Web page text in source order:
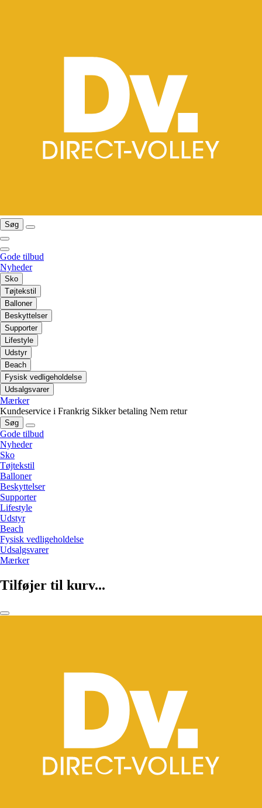
Søg
Gode tilbud
Nyheder
Sko
Tøjtekstil
Balloner
Beskyttelser
Supporter
Lifestyle
Udstyr
Beach
Fysisk vedligeholdelse
Udsalgsvarer
Mærker
Kundeservice i Frankrig Sikker betaling Nem retur
Søg
Gode tilbud
Nyheder
Sko
Tøjtekstil
Balloner
Beskyttelser
Supporter
Lifestyle
Udstyr
Beach
Fysisk vedligeholdelse
Udsalgsvarer
Mærker
Tilføjer til kurv...